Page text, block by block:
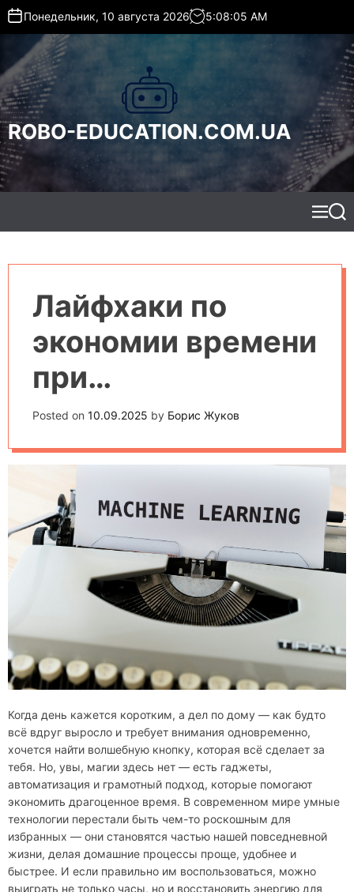
t
o
c
o
n
t
e
Понедельник, 10 августа 2026 5:08:06 AM
ROBO-EDUCATION.COM.UA
M
e
S
e
Лайфхаки по
экономии времени
при
автоматизации
домашних
процессов с
помощью
гаджетов
Posted on 10.09.2025 by Борис Жуков
Когда день кажется коротким, а дел по дому — как будто
всё вдруг выросло и требует внимания одновременно,
хочется найти волшебную кнопку, которая всё сделает за
тебя. Но, увы, магии здесь нет — есть гаджеты,
автоматизация и грамотный подход, которые помогают
экономить драгоценное время. В современном мире умные
технологии перестали быть чем-то роскошным для
избранных — они становятся частью нашей повседневной
жизни, делая домашние процессы проще, удобнее и
быстрее. И если правильно им воспользоваться, можно
выиграть не только часы, но и восстановить энергию для